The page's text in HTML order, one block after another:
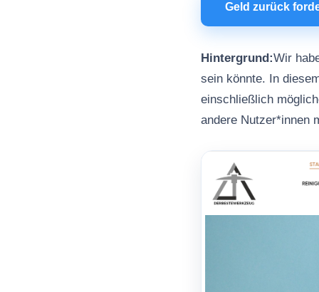
Geld zurück
Hintergrund:Wir
sein könnte. In
einschließlich
andere Nutzer*innen